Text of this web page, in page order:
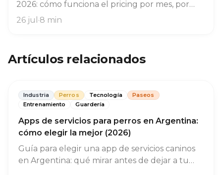
2026: cómo funciona el pricing por mes, por
qué casi no existe el paseo suelto, qué
26 jul ·8 min
Artículos relacionados
Industria Perros Tecnología
Paseos
Entrenamiento
Guardería
Apps de servicios para perros en Argentina:
cómo elegir la mejor (2026)
Guía para elegir una app de servicios caninos
en Argentina: qué mirar antes de dejar a tu